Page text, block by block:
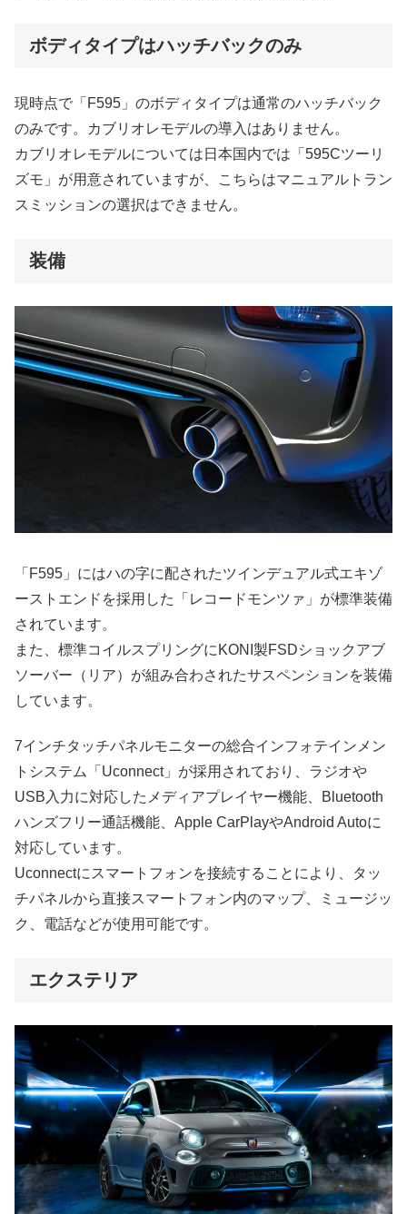
ボディタイプはハッチバックのみ
現時点で「F595」のボディタイプは通常のハッチバック
のみです。カブリオレモデルの導入はありません。
カブリオレモデルについては日本国内では「595Cツーリ
ズモ」が用意されていますが、こちらはマニュアルトラン
スミッションの選択はできません。
装備
「F595」にはハの字に配されたツインデュアル式エキゾ
ーストエンドを採用した「レコードモンツァ」が標準装備
されています。
また、標準コイルスプリングにKONI製FSDショックアブ
ソーバー（リア）が組み合わされたサスペンションを装備
しています。
7インチタッチパネルモニターの総合インフォテインメン
トシステム「Uconnect」が採用されており、ラジオや
USB入力に対応したメディアプレイヤー機能、Bluetooth
ハンズフリー通話機能、Apple CarPlayやAndroid Autoに
対応しています。
Uconnectにスマートフォンを接続することにより、タッ
チパネルから直接スマートフォン内のマップ、ミュージッ
ク、電話などが使用可能です。
エクステリア